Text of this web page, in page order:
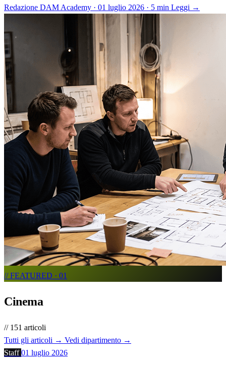
Redazione DAM Academy · 01 luglio 2026 · 5 min Leggi →
// FEATURED · 01
Cinema
// 151 articoli
Tutti gli articoli → Vedi dipartimento →
Staff01 luglio 2026